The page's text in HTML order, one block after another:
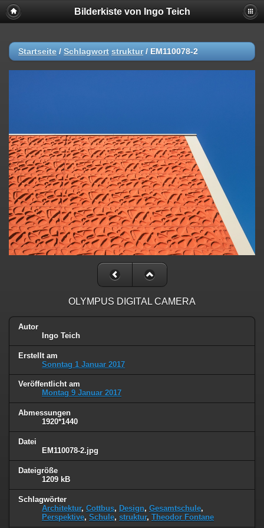
Bilderkiste von Ingo Teich
Startseite / Schlagwort struktur/ EM110078-2
OLYMPUS DIGITAL CAMERA
Autor
Ingo Teich
Erstellt am
Sonntag 1 Januar 2017
Veröffentlicht am
Montag 9 Januar 2017
Abmessungen
1920*1440
Datei
EM110078-2.jpg
Dateigröße
1209 kB
Schlagwörter
Architektur, Cottbus, Design, Gesamtschule,
Perspektive, Schule, struktur, Theodor Fontane